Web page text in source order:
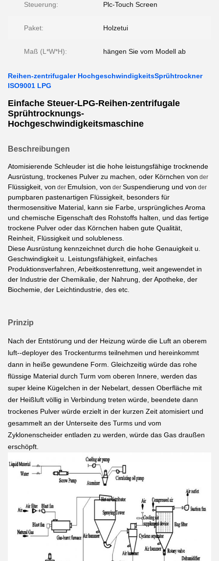
Steuerung: Plc-Touch Screen
Paket: Holzetui
Maß (L*W*H): hängen Sie vom Modell ab
Reihen-zentrifugaler HochgeschwindigkeitsSprühtrockner
ISO9001 LPG
Einfache Steuer-LPG-Reihen-zentrifugale
Sprühtrocknungs-
Hochgeschwindigkeitsmaschine
Beschreibungen
Atomisierende Schleuder ist die hohe leistungsfähige trocknende
Ausrüstung, trockenes Pulver zu machen, oder Körnchen von der
Flüssigkeit, von der Emulsion, von der Suspendierung und von der
pumpbaren pastenartigen Flüssigkeit, besonders für
thermosensitive Material, kann sie Farbe, ursprüngliches Aroma
und chemische Eigenschaft des Rohstoffs halten, und das fertige
trockene Pulver oder das Körnchen haben gute Qualität,
Reinheit, Flüssigkeit und solubleness.
Diese Ausrüstung kennzeichnet durch die hohe Genauigkeit u.
Geschwindigkeit u. Leistungsfähigkeit, einfaches
Produktionsverfahren, Arbeitkostenrettung, weit angewendet in
der Industrie der Chemikalie, der Nahrung, der Apotheke, der
Biochemie, der Leichtindustrie, des etc.
Prinzip
Nach der Entstörung und der Heizung würde die Luft an oberem
luft--deployer des Trockenturms teilnehmen und hereinkommt
dann in heiße gewundene Form. Gleichzeitig würde das rohe
flüssige Material durch Turm vom oberen Innere, werden das
super kleine Kügelchen in der Nebelart, dessen Oberfläche mit
der Heißluft völlig in Verbindung treten würde, beendete dann
trockenes Pulver würde erzielt in der kurzen Zeit atomisiert und
gesammelt an der Unterseite des Turms und vom
Zyklonenscheider entladen zu werden, würde das Gas draußen
erschöpft.